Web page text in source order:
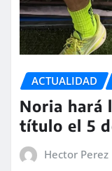
ACTUALIDAD
Noria hará
título el 5
Hector Perez